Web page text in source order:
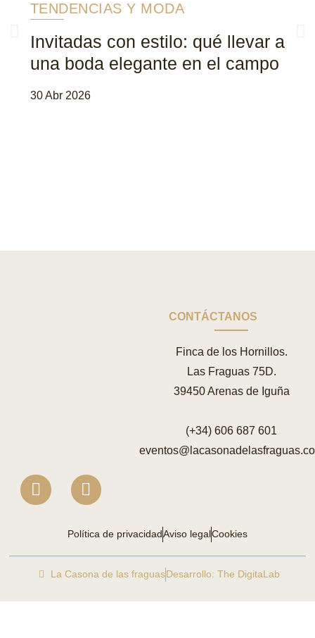
TENDENCIAS Y MODA
Invitadas con estilo: qué llevar a
una boda elegante en el campo
30 Abr 2026
CONTÁCTANOS
Finca de los Hornillos.
Las Fraguas 75D.
39450 Arenas de Iguña
(+34) 606 687 601
Política de privacidad Aviso legal Cookies
La Casona de las fraguas Desarrollo: The DigitaLab